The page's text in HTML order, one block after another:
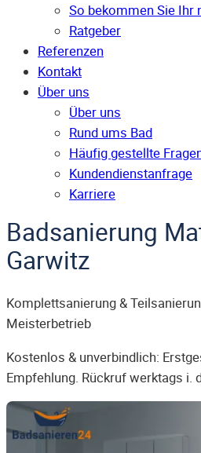
So bekommen Sie Ihr
Ratgeber
Referenzen
Kontakt
Über uns
Über uns
Rund ums Bad
Häufig gestellte
Kunden­dienst­anfrage
Karriere
Badsanierung
Garwitz
Komplettsanierung &
Meisterbetrieb
Kostenlos & unverbindlich:
Empfehlung. Rückruf werktags i.